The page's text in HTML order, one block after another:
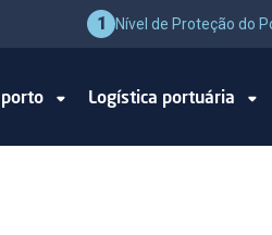
1 Nível de Proteção do
porto Logística portuária